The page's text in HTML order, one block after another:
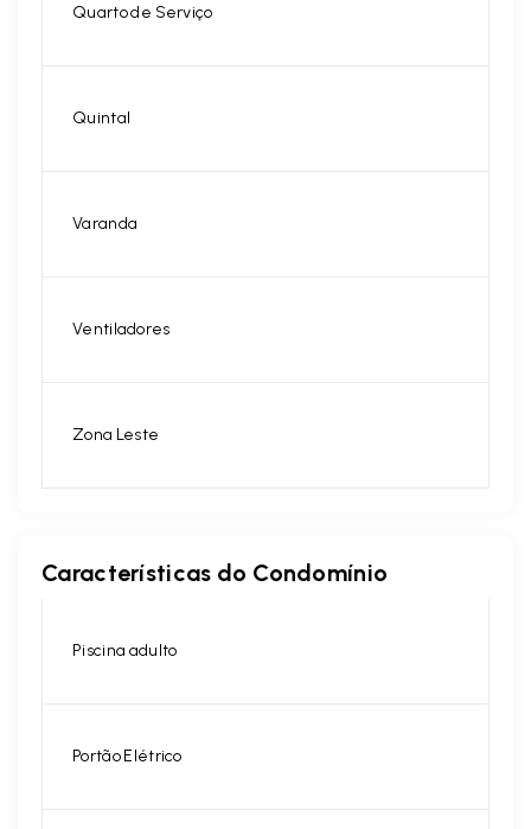
Quarto de Serviço
Quintal
Varanda
Ventiladores
Zona Leste
Características do Condomínio
Piscina adulto
Portão Elétrico